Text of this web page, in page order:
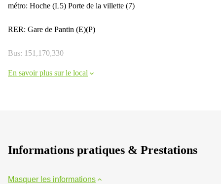
métro: Hoche (L5) Porte de la villette (7)
RER: Gare de Pantin (E)(P)
Bus: 151,170,330
En savoir plus sur le local
Informations pratiques & Prestations
Masquer les informations